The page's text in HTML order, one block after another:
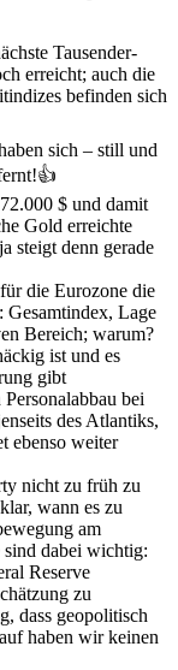
Tausender-
erreicht; auch die
befinden sich
sich – still und
$ und damit
Gold erreichte
steigt denn gerade
die Eurozone die
Gesamtindex, Lage
Bereich; warum?
ist und es
gibt
bei
des Atlantiks,
ebenso weiter
nicht zu früh zu
wann es zu
am
dabei wichtig:
Reserve
zu
dass geopolitisch
haben wir keinen